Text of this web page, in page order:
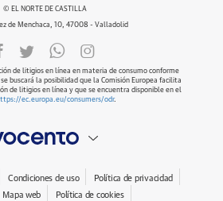
© EL NORTE DE CASTILLA
de Menchaca, 10, 47008 - Valladolid
de litigios en línea en materia de consumo conforme
buscará la posibilidad que la Comisión Europea facilita
de litigios en línea y que se encuentra disponible en el
ec.europa.eu/consumers/odr.
Condiciones de uso
Política de privacidad
Mapa web Política de cookies